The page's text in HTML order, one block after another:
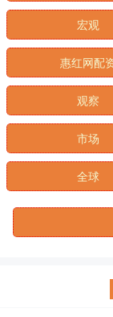
宏观
惠红网配
观察
市场
全球